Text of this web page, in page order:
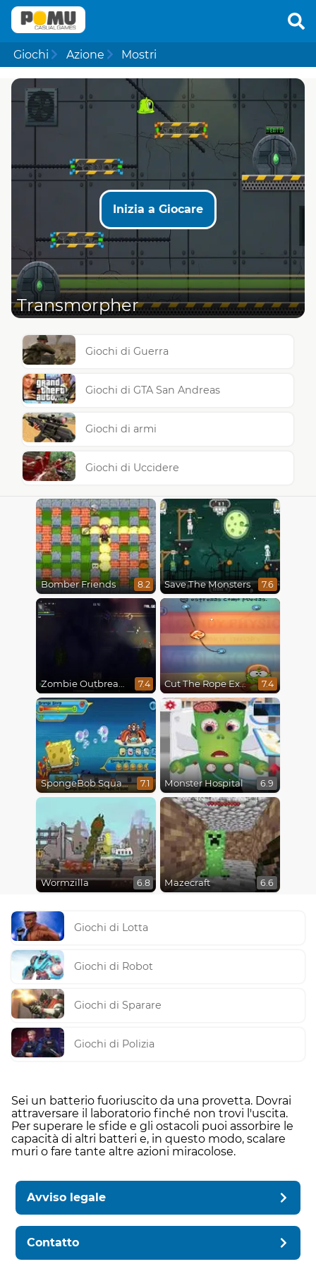
Giochi Azione Mostri
Inizia a Giocare
Transmorpher
Giochi di Guerra
Giochi di GTA San Andreas
Giochi di armi
Giochi di Uccidere
Bomber Friends 8.2 Save The Monsters 7.6
Zombie Outbreak Arena 7.4 Cut The Rope Experiments 7.4
SpongeBob SquarePants : Monster Island Adventures 7.1 Monster Hospital 6.9
Wormzilla 6.8 Mazecraft 6.6
Giochi di Lotta
Giochi di Robot
Giochi di Sparare
Giochi di Polizia
Sei un batterio fuoriuscito da una provetta. Dovrai
attraversare il laboratorio finché non trovi l'uscita.
Per superare le sfide e gli ostacoli puoi assorbire le
capacità di altri batteri e, in questo modo, scalare
muri o fare tante altre azioni miracolose.
Avviso legale
Contatto